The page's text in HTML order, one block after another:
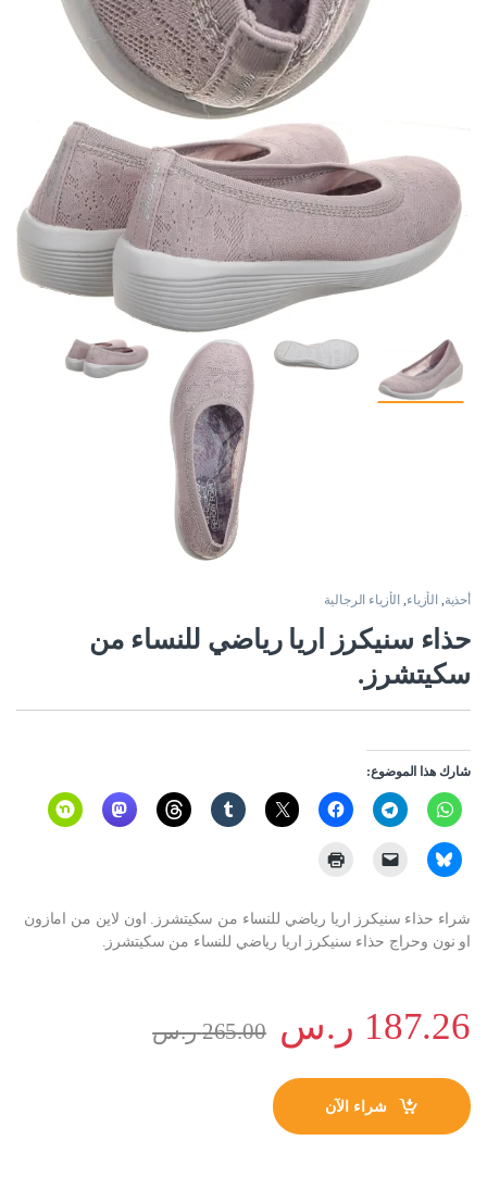
أحذية, الأزياء, الأزياء الرجالية
حذاء سنيكرز اريا رياضي للنساء من
سكيتشرز.
شارك هذا الموضوع:
شراء حذاء سنيكرز اريا رياضي للنساء من سكيتشرز. اون لاين من امازون
او نون وحراج حذاء سنيكرز اريا رياضي للنساء من سكيتشرز.
187.26 ر.س 265.00 ر.س
شراء الآن